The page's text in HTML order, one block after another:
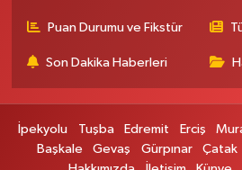
Puan Durumu ve Fikstür
Son Dakika Haberleri
İpekyolu Tuşba Edremit Erciş
Başkale
Gevaş Gürpınar Çatak